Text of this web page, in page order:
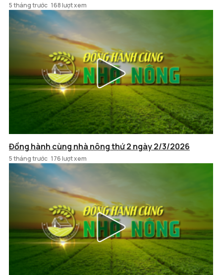
5 tháng trước 168 lượt xem
Đồng hành cùng nhà nông thứ 2 ngày 2/3/2026
5 tháng trước 176 lượt xem